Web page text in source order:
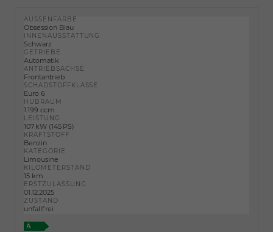
AUSSENFARBE
Obsession Blau
INNENAUSSTATTUNG
Schwarz
GETRIEBE
Automatik
ANTRIEBSACHSE
Frontantrieb
SCHADSTOFFKLASSE
Euro 6
HUBRAUM
1.199 ccm
LEISTUNG
107 kW (145 PS)
KRAFTSTOFF
Benzin
KATEGORIE
Limousine
KILOMETERSTAND
15 km
ERSTZULASSUNG
01.12.2025
ZUSTAND
unfallfrei